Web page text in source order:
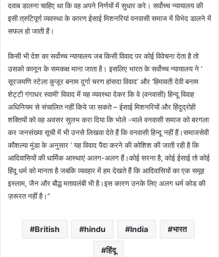
दवाब डालना चाहिए था कि वह अपने निर्णयों में सुधार करे। सर्वोच्च न्यायालय की
इसी त्रुटिपूर्ण व्यवस्था के कारण ईसाई मिशनरियां वनवासी समाज में विभेद डालने में
सफल हो जाती हैं।
किसी भी देश का सर्वोच्च न्यायालय जब किसी विवाद पर कोई विवेचना देता है तो
उसको कानून के समकक्ष माना जाता है। इसलिए भारत के सर्वोच्च न्यायालय ने ‘
सूरजमणि स्टेला कुजूर बनाम दुर्गा चरण हांसदा विवाद’ और ‘हिमावती देवी बनाम
शेट्टी गंगाधर स्वामी’ विवाद में यह व्यवस्था देकर कि वे (वनवासी) हिन्दू विवाह
अधिनियम से संचालित नहीं किये जा सकते – ईसाई मिशनरियों और हिंदुद्रोही
शक्तियों को वह अवसर सुलभ करा दिया कि भोले -भाले वनवासी समाज को बरगला
कर जनसंख्या सूची में भी उनसे लिखवा देते हैं कि वनवासी हिन्दू नहीं हैं।समाजसेवी
कौशल्या मुंडा के अनुसार ‘ यह विवाद पैदा करने की कोशिश की जाती रही है कि
आदिवासियों की धार्मिक आस्थाएं अलग-अलग हैं।कोई सरना है, कोई ईसाई तो कोई
हिंदू धर्म को मानता है जबकि व्यवहार में हम देखते हैं कि आदिवासियों का एक समूह
इस्लाम, जैन और बौद्ध मतावलंबी भी है।इस कारण उनके लिए अलग धर्म कोड की
ज़रूरत नहीं है।”
British hindu India भारत
हिंदू